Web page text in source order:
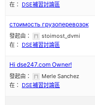
在： DSE補習討論區
стоимость грузоперевозок
發起由：
stoimost_dvmi
在： DSE補習討論區
Hi dse247.com Owner!
發起由：
Merle Sanchez
在： DSE補習討論區